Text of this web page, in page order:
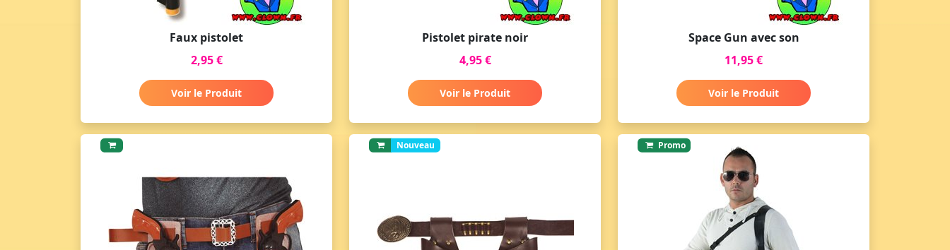
Faux pistolet
2,95 €
Voir le Produit
Pistolet pirate noir
4,95 €
Voir le Produit
Space Gun avec son
11,95 €
Voir le Produit
Nouveau Promo